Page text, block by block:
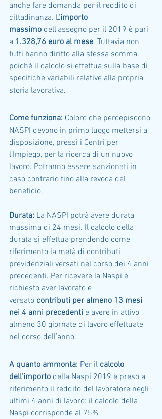
anche fare domanda per il reddito di
cittadinanza. L’importo
massimo dell’assegno per il 2019 è pari
a 1.328,76 euro al mese. Tuttavia non
tutti hanno diritto alla stessa somma,
poiché il calcolo si effettua sulla base di
specifiche variabili relative alla propria
storia lavorativa.
Come funziona: Coloro che percepiscono
NASPI devono in primo luogo mettersi a
disposizione, pressi i Centri per
l’Impiego, per la ricerca di un nuovo
lavoro. Potranno essere sanzionati in
caso contrario fino alla revoca del
beneficio.
Durata: La NASPI potrà avere durata
massima di 24 mesi. Il calcolo della
durata si effettua prendendo come
riferimento la metà di contributi
previdenziali versati nel corso dei 4 anni
precedenti. Per ricevere la Naspi è
richiesto aver lavorato e
versato contributi per almeno 13 mesi
nei 4 anni precedenti e avere in attivo
almeno 30 giornate di lavoro effettuate
nel corso dell’anno.
A quanto ammonta: Per il calcolo
dell’importo della Naspi 2019 è preso a
riferimento il reddito del lavoratore negli
ultimi 4 anni di lavoro: il calcolo della
Naspi corrisponde al 75%